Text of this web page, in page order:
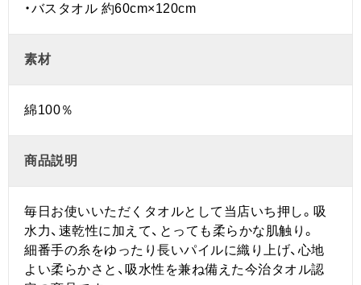
・バスタオル 約60cm×120cm
素材
綿100％
商品説明
毎日お使いいただくタオルとして当店いち押し。吸
水力、速乾性に加えて、とっても柔らかな肌触り。
細番手の糸をゆったり長いパイルに織り上げ、心地
よい柔らかさと、吸水性を兼ね備えた今治タオル認